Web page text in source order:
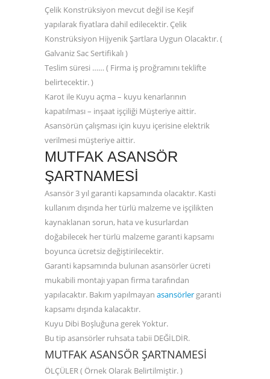
Çelik Konstrüksiyon mevcut değil ise Keşif
yapılarak fiyatlara dahil edilecektir. Çelik
Konstrüksiyon Hijyenik Şartlara Uygun Olacaktır. (
Galvaniz Sac Sertifikalı )
Teslim süresi …… ( Firma iş proğramını teklifte
belirtecektir. )
Karot ile Kuyu açma – kuyu kenarlarının
kapatılması – inşaat işçiliği Müşteriye aittir.
Asansörün çalışması için kuyu içerisine elektrik
verilmesi müşteriye aittir.
MUTFAK ASANSÖR
ŞARTNAMESI
Asansör 3 yıl garanti kapsamında olacaktır. Kasti
kullanım dışında her türlü malzeme ve işçilikten
kaynaklanan sorun, hata ve kusurlardan
doğabilecek her türlü malzeme garanti kapsamı
boyunca ücretsiz değiştirilecektir.
Garanti kapsamında bulunan asansörler ücreti
mukabili montajı yapan firma tarafından
yapılacaktır. Bakım yapılmayan asansörler garanti
kapsamı dışında kalacaktır.
Kuyu Dibi Boşluğuna gerek Yoktur.
Bu tip asansörler ruhsata tabii DEĞİLDİR.
MUTFAK ASANSÖR ŞARTNAMESI
ÖLÇÜLER ( Örnek Olarak Belirtilmiştir. )